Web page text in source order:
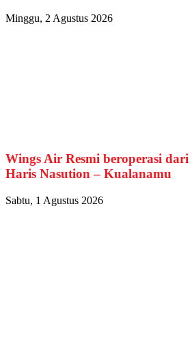
Minggu, 2 Agustus 2026
Wings Air Resmi beroperasi
Haris Nasution – Kualanamu
Sabtu, 1 Agustus 2026